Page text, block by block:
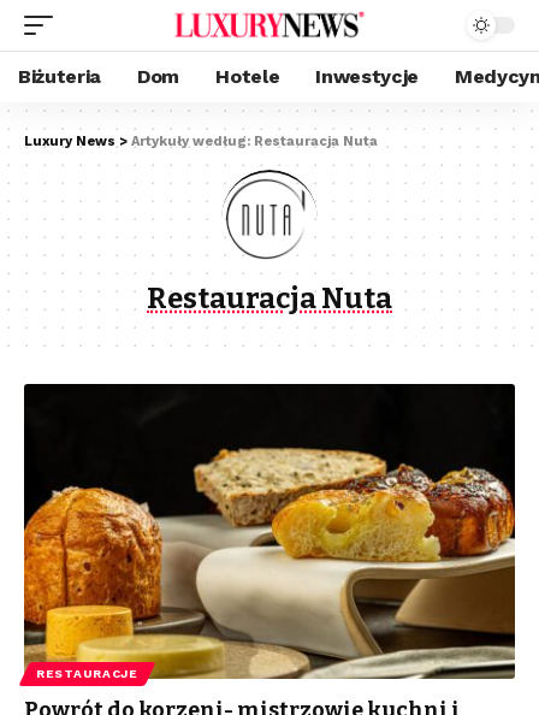
Biżuteria Dom Hotele Inwestycje
Luxury News > Artykuły według: Restauracja Nuta
Restauracja Nuta
RESTAURACJE